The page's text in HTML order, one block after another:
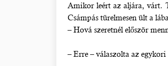
Amikor leért az aljára, várt.
Csámpás türelmesen ült a
– Hová szeretnél először
– Erre – válaszolta az